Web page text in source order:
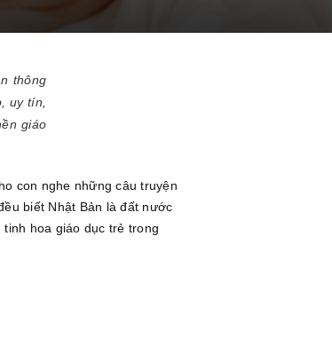
thông
uy tín,
giáo
con nghe những câu truyện
biết Nhật Bản là đất nước
hoa giáo dục trẻ trong